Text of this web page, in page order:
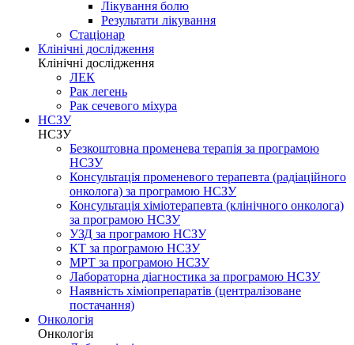
Лікування болю
Результати лікування
Стаціонар
Клінічні дослідження
Клінічні дослідження
ЛЕК
Рак легень
Рак сечевого міхура
НСЗУ
НСЗУ
Безкоштовна променева терапія за програмою
НСЗУ
Консультація променевого терапевта (радіаційного
онколога) за програмою НСЗУ
Консультація хіміотерапевта (клінічного онколога)
за програмою НСЗУ
УЗД за програмою НСЗУ
КТ за програмою НСЗУ
МРТ за програмою НСЗУ
Лабораторна діагностика за програмою НСЗУ
Наявність хіміопрепаратів (централізоване
постачання)
Онкологія
Онкологія